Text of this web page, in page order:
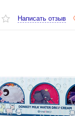
Написать отзыв